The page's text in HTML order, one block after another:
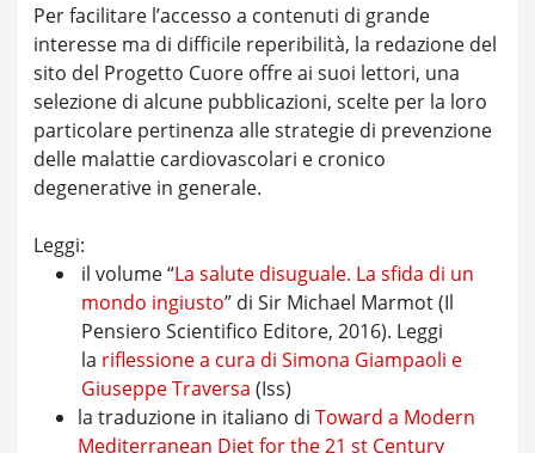
Per facilitare l’accesso a contenuti di grande
interesse ma di difficile reperibilità, la redazione del
sito del Progetto Cuore offre ai suoi lettori, una
selezione di alcune pubblicazioni, scelte per la loro
particolare pertinenza alle strategie di prevenzione
delle malattie cardiovascolari e cronico
degenerative in generale.
Leggi:
il volume “La salute disuguale. La sfida di un
mondo ingiusto” di Sir Michael Marmot (Il
Pensiero Scientifico Editore, 2016). Leggi
la riflessione a cura di Simona Giampaoli e
Giuseppe Traversa (Iss)
la traduzione in italiano di Toward a Modern
Mediterranean Diet for the 21 st Century